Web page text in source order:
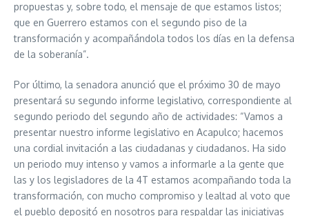
propuestas y, sobre todo, el mensaje de que estamos listos;
que en Guerrero estamos con el segundo piso de la
transformación y acompañándola todos los días en la defensa
de la soberanía”.
Por último, la senadora anunció que el próximo 30 de mayo
presentará su segundo informe legislativo, correspondiente al
segundo periodo del segundo año de actividades: “Vamos a
presentar nuestro informe legislativo en Acapulco; hacemos
una cordial invitación a las ciudadanas y ciudadanos. Ha sido
un periodo muy intenso y vamos a informarle a la gente que
las y los legisladores de la 4T estamos acompañando toda la
transformación, con mucho compromiso y lealtad al voto que
el pueblo depositó en nosotros para respaldar las iniciativas